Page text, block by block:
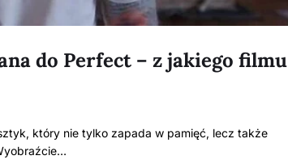
do Perfect – z jakiego filmu
który nie tylko zapada w pamięć, lecz także